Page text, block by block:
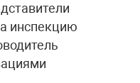
инспекцию